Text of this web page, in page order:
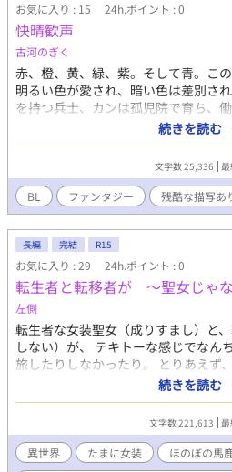
お気に入り : 15 24h.ポイント : 0
快晴歓声
古河のぎく
赤、橙、黄、緑、紫。そして青。こ
明るい色が愛され、暗い色は差別さ
を持つ兵士、カンは孤児院で育ち、
いた。自分を愛してくれた院長や先
な。産んだ親には虐げられ、捨てら
い。 ある時、人を食らう魔物がいる
連れ国の東にある洞窟へ向かう。恐
たカンは仲間を逃がし、一人残る。
のは人でも魔物でもない『魔人』だ
等感マシマシ強面兵士の話(予定)。
です。魔法とか貴族とか騎士とか兵
た設定で出てきます。 グロいシーン
り。R-18になる予定です。(第一章、
車で書いております。不定期連載で
ついて傷ついて泣いて苦しんで、攻
書いてます。なので、幸せになるま
定ですが、私のメンタルが耐えられ
す。) [追記]報告無しで誤字脱字直し
続きを読む
文字数 25,336
BL ファンタジー 残酷な描写あ
長編 完結 R15
お気に入り : 29 24h.ポイント : 0
転生者と転移者が ～聖女じゃ
左側
転生者な女装聖女（成りすまし）と
しない）が、 テキトーな感じでなん
旅したりしなかったり。 とりあえず
一応、Ｒ指定しました。 ※ＢＬは
イ行為がある場合は「※Ｒ」、酷い
を、題名の横に付けます。 付け漏
国や地域等の設定は都合良く書かれ
お知らせください。ひっそり直しま
続きを読む
文字数 221,613
異世界 たまに女装 ほのぼの馬